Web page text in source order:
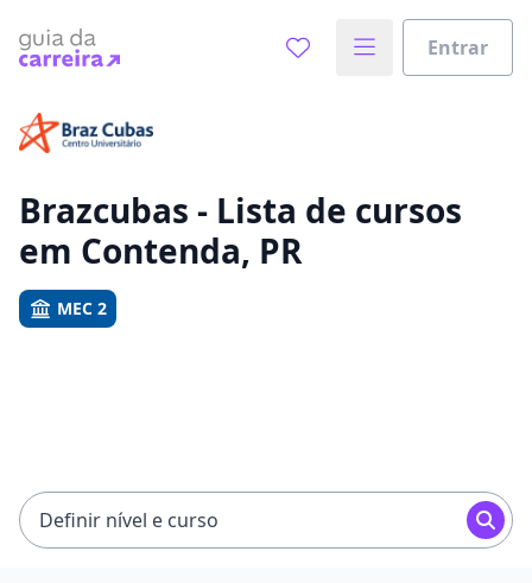
Entrar
Vamos te guiar no caminho ideal para seus estudos
Sim, já sei
Brazcubas - Lista de cursos
em Contenda, PR
MEC 2
Definir nível e curso